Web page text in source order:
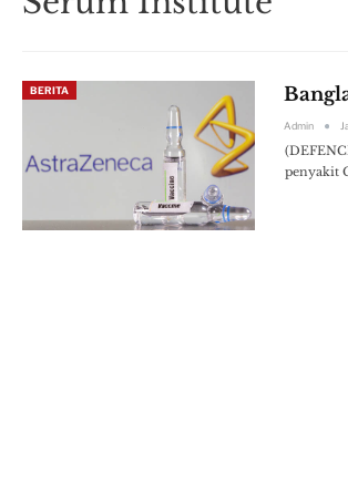
BERITA
Admin
penyakit